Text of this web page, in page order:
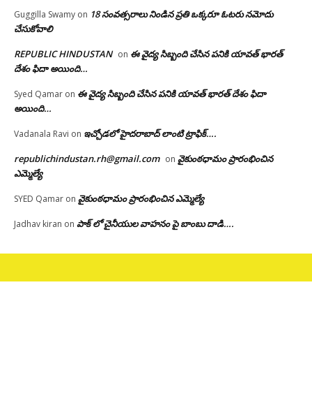
Guggilla Swamy on 18 సంవత్సరాలు నిండిన ప్రతి ఒక్కరూ ఓటరు నమోదు
చేసుకోవాలి
REPUBLIC HINDUSTAN on ఈ వైద్య సిబ్బంది చేసిన పనికి యావత్ భారత్
దేశం ఫిదా అయింది…
Syed Qamar on ఈ వైద్య సిబ్బంది చేసిన పనికి యావత్ భారత్ దేశం ఫిదా
అయింది…
Vadanala Ravi on ఇచ్చోడలో హైదరాబాద్ లాంటి ట్రాఫిక్….
republichindustan.rh@gmail.com on వైకుంఠధామం ప్రారంభించిన
ఎమ్మెల్యే
SYED Qamar on వైకుంఠధామం ప్రారంభించిన ఎమ్మెల్యే
Jadhav kiran on పాక్ లో చైనీయుల వాహనం పై బాంబు దాడి….